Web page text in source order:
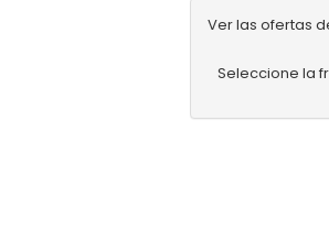
Ver las ofertas
Seleccione la